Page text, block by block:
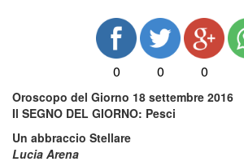
0 0 0
Oroscopo del Giorno 18 settembre 2016
Il SEGNO DEL GIORNO: Pesci
Un abbraccio Stellare
Lucia Arena